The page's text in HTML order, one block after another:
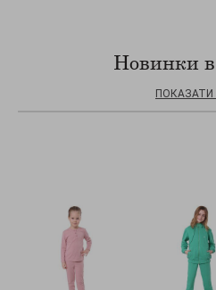
Новинки в
ПОКАЗАТИ